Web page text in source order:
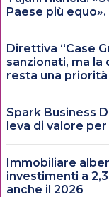
Paese più equo».
Direttiva “Case
sanzionati, ma
resta una
Spark Business
leva di valore
Immobiliare
investimenti a
anche il 2026